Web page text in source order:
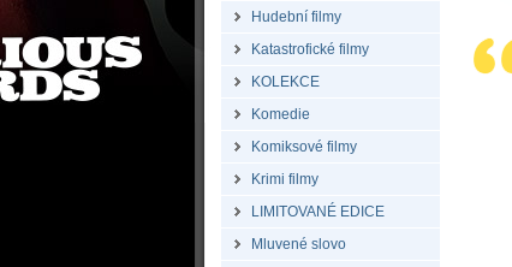
Hudební filmy
Katastrofické filmy
KOLEKCE
Komedie
Komiksové filmy
Krimi filmy
LIMITOVANÉ EDICE
Mluvené slovo